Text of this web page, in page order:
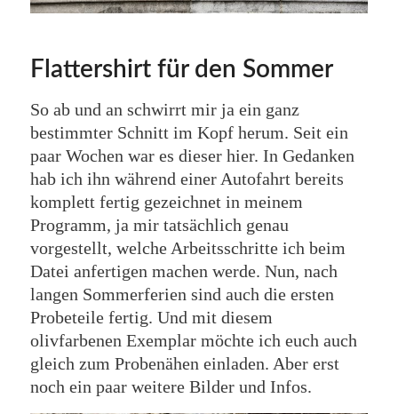
Flattershirt für den Sommer
So ab und an schwirrt mir ja ein ganz
bestimmter Schnitt im Kopf herum. Seit ein
paar Wochen war es dieser hier. In Gedanken
hab ich ihn während einer Autofahrt bereits
komplett fertig gezeichnet in meinem
Programm, ja mir tatsächlich genau
vorgestellt, welche Arbeitsschritte ich beim
Datei anfertigen machen werde. Nun, nach
langen Sommerferien sind auch die ersten
Probeteile fertig. Und mit diesem
olivfarbenen Exemplar möchte ich euch auch
gleich zum Probenähen einladen. Aber erst
noch ein paar weitere Bilder und Infos.